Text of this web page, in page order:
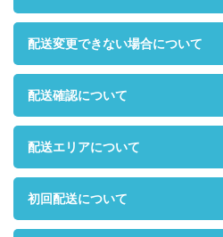
配送変更できない場合について
配送確認について
配送エリアについて
初回配送について